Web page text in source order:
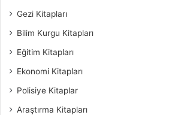
Gezi Kitapları
Bilim Kurgu Kitapları
Eğitim Kitapları
Ekonomi Kitapları
Polisiye Kitaplar
Araştırma Kitapları